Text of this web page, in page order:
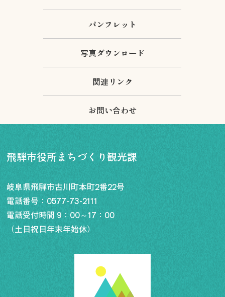
パンフレット
写真ダウンロード
関連リンク
お問い合わせ
飛騨市役所まちづくり観光課
岐阜県飛騨市古川町本町2番22号
電話番号： 0577-73-2111
電話受付時間 9：00～17：00
（土日祝日年末年始休）